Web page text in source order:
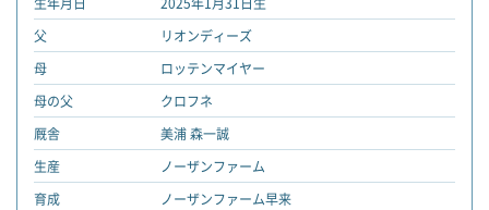
父
リオンディーズ
母
ロッテンマイヤー
母の父
クロフネ
厩舎
美浦 森一誠
生産
ノーザンファーム
育成
ノーザンファーム早来